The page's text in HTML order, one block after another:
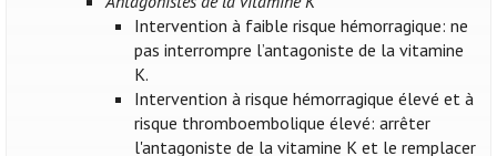
Intervention à faible risque hémorragique: ne
pas interrompre l’antagoniste de la vitamine
K.
Intervention à risque hémorragique élevé et à
risque thromboembolique élevé: arrêter
l'antagoniste de la vitamine K et le remplacer